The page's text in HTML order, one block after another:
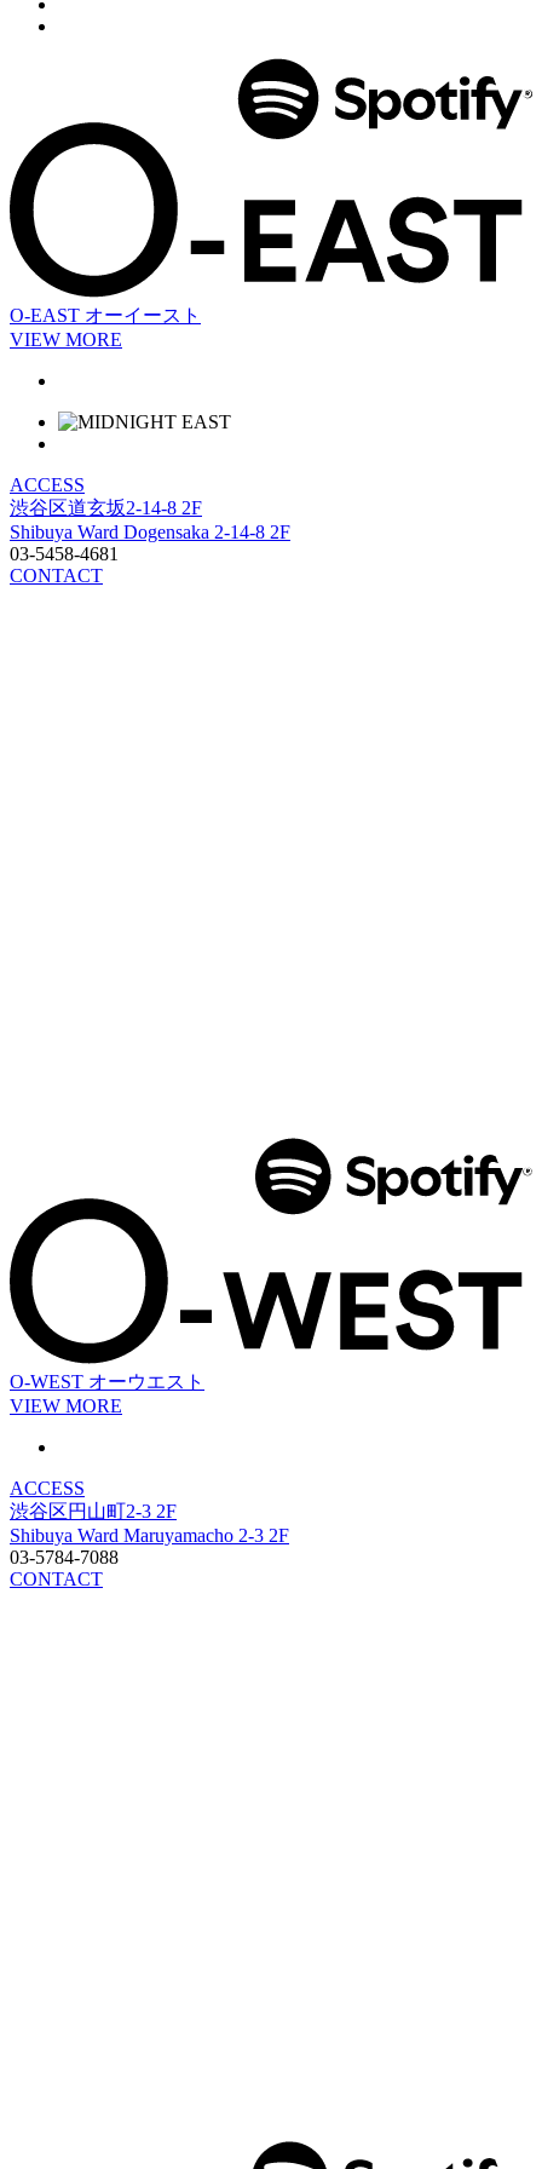
O-EAST オーイースト
VIEW MORE
ACCESS
渋谷区道玄坂2-14-8 2F
Shibuya Ward Dogensaka 2-14-8 2F
03-5458-4681
CONTACT
O-WEST オーウエスト
VIEW MORE
ACCESS
渋谷区円山町2-3 2F
Shibuya Ward Maruyamacho 2-3 2F
03-5784-7088
CONTACT